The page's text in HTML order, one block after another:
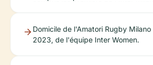
Domicile de l'Amatori Rugby
2023, de l'équipe Inter Women.